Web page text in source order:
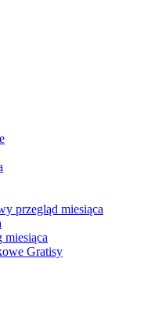
przegląd miesiąca
miesiąca
Gratisy